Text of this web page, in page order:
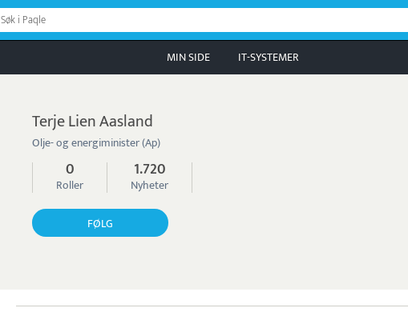
Søk i Paqle
MIN SIDE IT-SYSTEMER
Terje Lien Aasland
Olje- og energiminister (Ap)
0
Roller
1.720
Nyheter
FØLG